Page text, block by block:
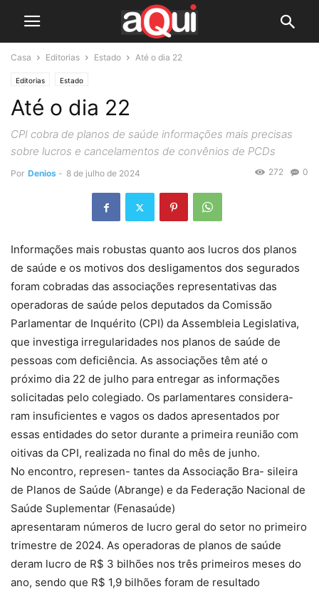
Casa Editorias Estado Até o dia 22
Editorias Estado
Até o dia 22
CPI cobra de planos de saúde informações mais precisas
sobre lucros e cancelamentos de convênios de PCDs
Por Denios - 8 de julho de 2024 0
272
Informações mais robustas quanto aos lucros dos planos
de saúde e os motivos dos desligamentos dos segurados
foram cobradas das associações representativas das
operadoras de saúde pelos deputados da Comissão
Parlamentar de Inquérito (CPI) da Assembleia Legislativa,
que investiga irregularidades nos planos de saúde de
pessoas com deficiência. As associações têm até o
próximo dia 22 de julho para entregar as informações
solicitadas pelo colegiado. Os parlamentares considera-
ram insuficientes e vagos os dados apresentados por
essas entidades do setor durante a primeira reunião com
oitivas da CPI, realizada no final do mês de junho.
No encontro, represen- tantes da Associação Bra- sileira
de Planos de Saúde (Abrange) e da Federação Nacional de
Saúde Suplementar (Fenasaúde)
apresentaram números de lucro geral do setor no primeiro
trimestre de 2024. As operadoras de planos de saúde
deram lucro de R$ 3 bilhões nos três primeiros meses do
ano, sendo que R$ 1,9 bilhões foram de resultado